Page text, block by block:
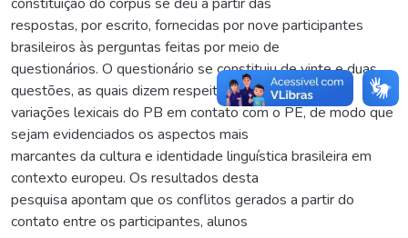
respostas, por escrito, fornecidas por nove participantes
brasileiros às perguntas feitas por meio de
questionários. O questionário se constituiu de vinte e duas
questões, as quais dizem respeito às
variações lexicais do PB em contato com o PE, de modo que
sejam evidenciados os aspectos mais
marcantes da cultura e identidade linguística brasileira em
contexto europeu. Os resultados desta
pesquisa apontam que os conflitos gerados a partir do
contato entre os participantes, alunos